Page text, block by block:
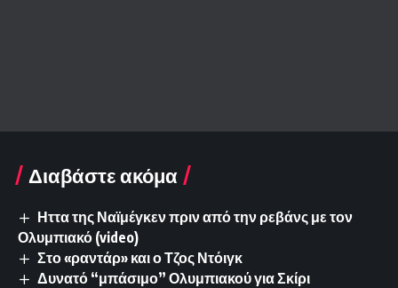
Διαβάστε ακόμα
Ηττα της Ναϊμέγκεν πριν από την ρεβάνς με τον
Ολυμπιακό (video)
Στο «ραντάρ» και ο Τζος Ντόιγκ
Δυνατό “μπάσιμο” Ολυμπιακού για Σκίρι